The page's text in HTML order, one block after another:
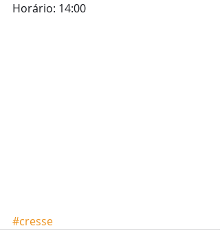
Horário: 14:00
#cresse